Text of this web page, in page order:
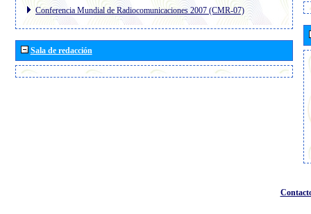
Conferencia Mundial de Radiocomunicaciones 2007 (CMR-07)
Sala de redacción